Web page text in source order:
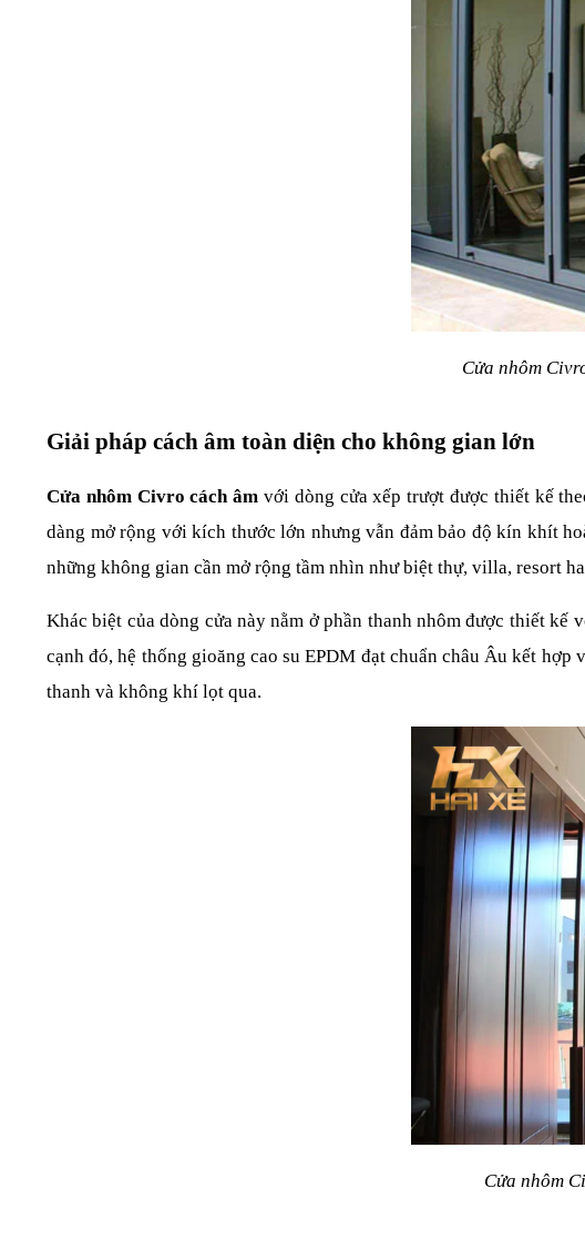
Cửa nhôm
Giải pháp cách âm toàn diện cho không gian lớn
Cửa nhôm Civro cách âm với dòng cửa xếp trượt được thiết kế
dàng mở rộng với kích thước lớn nhưng vẫn đảm bảo độ kín khít
những không gian cần mở rộng tầm nhìn như biệt thự, villa, resort
Khác biệt của dòng cửa này nằm ở phần thanh nhôm được thiết
cạnh đó, hệ thống gioăng cao su EPDM đạt chuẩn châu Âu kết
thanh và không khí lọt qua.
Cửa nhôm